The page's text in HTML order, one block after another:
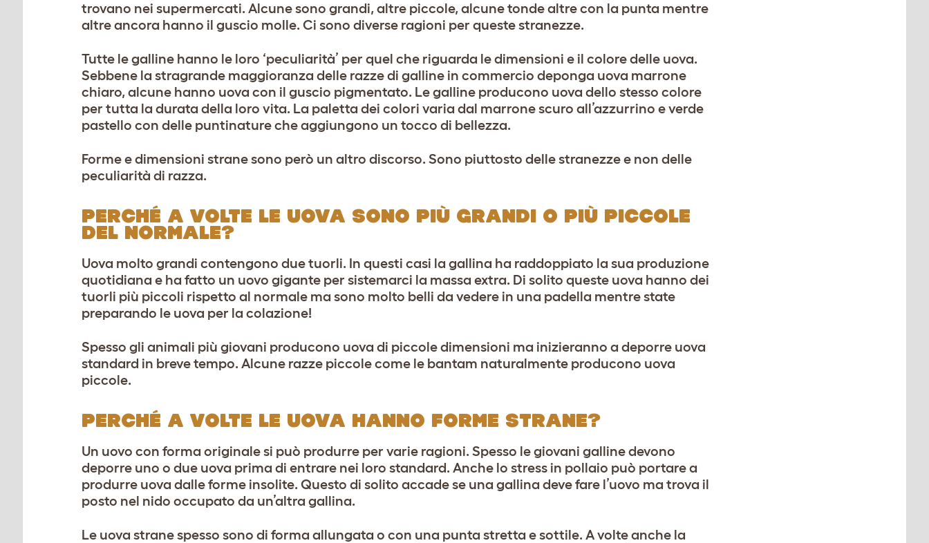
trovano nei supermercati. Alcune sono grandi, altre piccole, alcune tonde altre con la punta mentre
altre ancora hanno il guscio molle. Ci sono diverse ragioni per queste stranezze.
Tutte le galline hanno le loro ‘peculiarità’ per quel che riguarda le dimensioni e il colore delle uova.
Sebbene la stragrande maggioranza delle razze di galline in commercio deponga uova marrone
chiaro, alcune hanno uova con il guscio pigmentato. Le galline producono uova dello stesso colore
per tutta la durata della loro vita. La paletta dei colori varia dal marrone scuro all’azzurrino e verde
pastello con delle puntinature che aggiungono un tocco di bellezza.
Forme e dimensioni strane sono però un altro discorso. Sono piuttosto delle stranezze e non delle
peculiarità di razza.
PERCHÉ A VOLTE LE UOVA SONO PIÙ GRANDI O PIÙ PICCOLE
DEL NORMALE?
Uova molto grandi contengono due tuorli. In questi casi la gallina ha raddoppiato la sua produzione
quotidiana e ha fatto un uovo gigante per sistemarci la massa extra. Di solito queste uova hanno dei
tuorli più piccoli rispetto al normale ma sono molto belli da vedere in una padella mentre state
preparando le uova per la colazione!
Spesso gli animali più giovani producono uova di piccole dimensioni ma inizieranno a deporre uova
standard in breve tempo. Alcune razze piccole come le bantam naturalmente producono uova
piccole.
PERCHÉ A VOLTE LE UOVA HANNO FORME STRANE?
Un uovo con forma originale si può produrre per varie ragioni. Spesso le giovani galline devono
deporre uno o due uova prima di entrare nei loro standard. Anche lo stress in pollaio può portare a
produrre uova dalle forme insolite. Questo di solito accade se una gallina deve fare l’uovo ma trova il
posto nel nido occupato da un’altra gallina.
Le uova strane spesso sono di forma allungata o con una punta stretta e sottile. A volte anche la